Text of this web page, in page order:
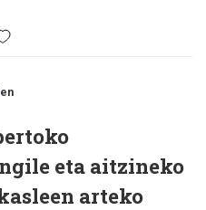
eta aitzineko
arteko